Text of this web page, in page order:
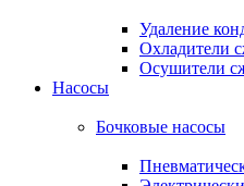
Удаление
Охладители
Осушители
Насосы
Бочковые насосы